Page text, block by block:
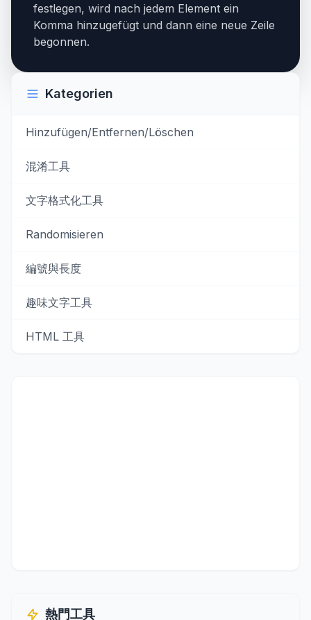
festlegen, wird nach jedem Element ein
Komma hinzugefügt und dann eine neue Zeile
begonnen.
Kategorien
Hinzufügen/Entfernen/Löschen
混淆工具
文字格式化工具
Randomisieren
編號與長度
趣味文字工具
HTML 工具
熱門工具